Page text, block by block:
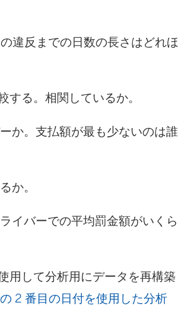
違反までの日数の長さはどれほ
する。相関しているか。
か。支払額が最も少ないのは誰
か。
イバーでの平均罰金額がいくら
用して分析用にデータを再構築
2 番目の日付を使用した分析